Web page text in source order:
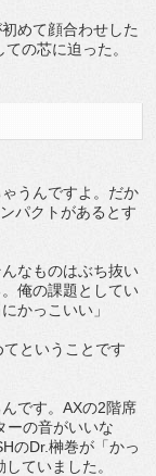
めて顔合わせした
の芯に迫った。
うんですよ。だか
パクトがあるとす
なものはぶち抜い
俺の課題としてい
かっこいい」
ということです
です。AXの2階席
ーの音がいいな
のDr.榊巻が「かっ
ていました。